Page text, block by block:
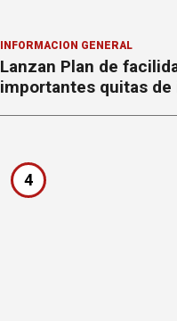
INFORMACION GENERAL
Lanzan Plan de
importantes quitas
4